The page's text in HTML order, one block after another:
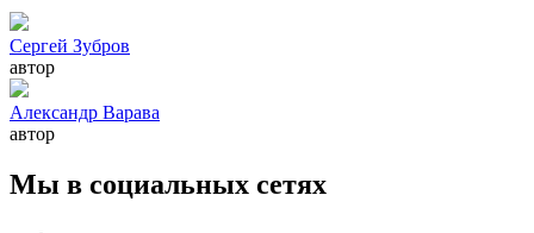
Сергей Зубров
автор
Александр Варава
автор
Мы в социальных сетях